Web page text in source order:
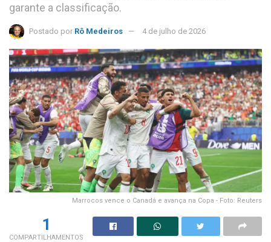
garante a classificação.
Postado por Rô Medeiros 4 de julho de 2026
Marrocos vence o Canadá e avança na Copa - Foto: Reuters
1
COMPARTILHAMENTOS